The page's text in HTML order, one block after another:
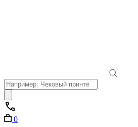
Поиск
товаров
0